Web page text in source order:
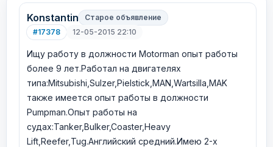
Konstantin
Старое объявление
#17378
12-05-2015 22:10
Ищу работу в должности Motorman опыт работы
более 9 лет.Работал на двигателях
типа:Mitsubishi,Sulzer,Pielstick,MAN,Wartsilla,MAK
также имеется опыт работы в должности
Pumpman.Опыт работы на
судах:Tanker,Bulker,Coaster,Heavy
Lift,Reefer,Tug.Английский средний.Имею 2-х